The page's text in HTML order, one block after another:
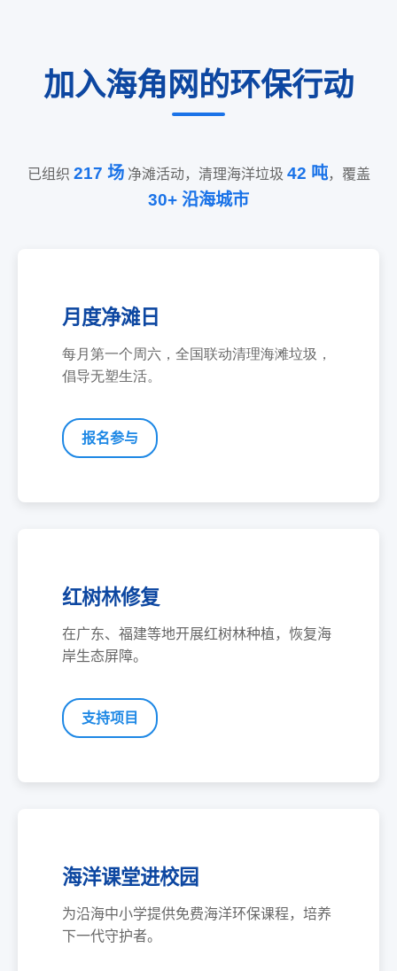
加入海角网的环保行动
已组织 217 场净滩活动，清理海洋垃圾 42 吨，覆盖
30+ 沿海城市
月度净滩日
每月第一个周六，全国联动清理海滩垃圾，
倡导无塑生活。
报名参与
红树林修复
在广东、福建等地开展红树林种植，恢复海
岸生态屏障。
支持项目
海洋课堂进校园
为沿海中小学提供免费海洋环保课程，培养
下一代守护者。